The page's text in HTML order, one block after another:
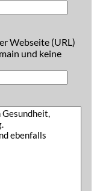
Webseite (URL)
und keine